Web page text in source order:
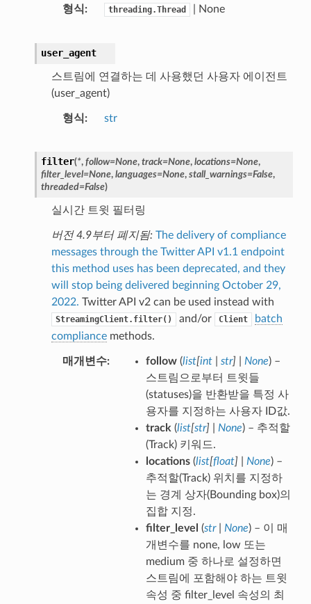
형식 threading.Thread | None
user_agent
스트림에 연결하는 데 사용했던 사용자 에이전트
(user_agent)
형식 str
filter(*, follow=None, track=None, locations=None,
filter_level=None, languages=None, stall_warnings=False,
threaded=False)
실시간 트윗 필터링
버전 4.9부터 폐지됨: The delivery of compliance
messages through the Twitter API v1.1 endpoint
this method uses has been deprecated, and they
will stop being delivered beginning October 29,
2022. Twitter API v2 can be used instead with
StreamingClient.filter() and/or Client
batch
compliancemethods.
매개변수 follow(list[int| str] None) –
스트림으로부터 트윗들
(statuses)을 반환받을 특정 사
용자를 지정하는 사용자 ID값.
track (list[str] None) – 추적할
(Track) 키워드.
locations(list[float] None) –
추적할(Track) 위치를 지정하
는 경계 상자(Bounding box)의
집합 지정.
filter_level (str| None) – 이 매
개변수를 none, low 또는
medium 중 하나로 설정하면
스트림에 포함해야 하는 트윗
속성 중 filter_level 속성의 최